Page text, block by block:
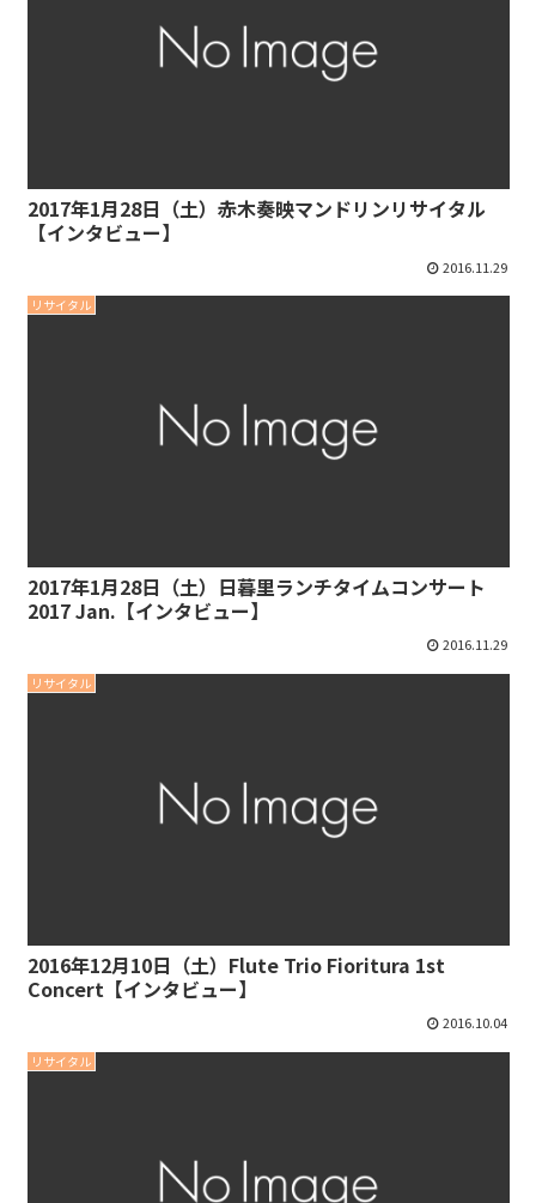
2017年1月28日（土）赤木奏映マンドリンリサイタル
【インタビュー】
2016.11.29
リサイタル
2017年1月28日（土）日暮里ランチタイムコンサート
2017 Jan.【インタビュー】
2016.11.29
リサイタル
2016年12月10日（土）Flute Trio Fioritura 1st
Concert【インタビュー】
2016.10.04
リサイタル